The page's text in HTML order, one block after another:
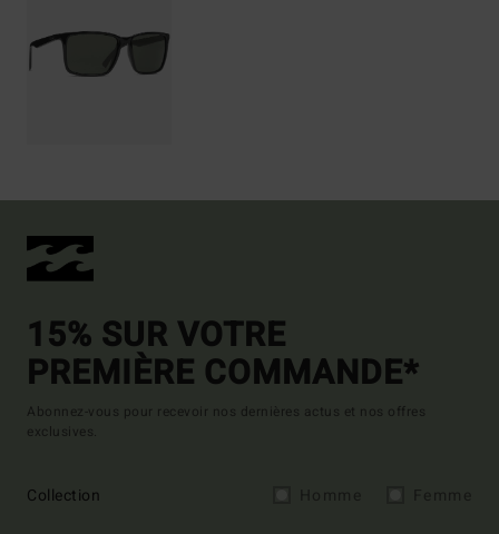
15% SUR VOTRE
PREMIÈRE COMMANDE*
Abonnez-vous pour recevoir nos dernières actus et nos offres
exclusives.
Collection